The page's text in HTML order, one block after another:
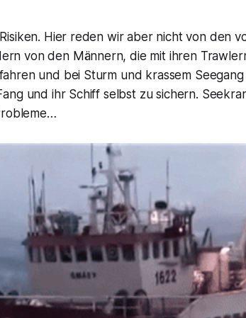
Hier reden wir aber nicht von den
von den Männern, die mit ihren
und bei Sturm und krassem
und ihr Schiff selbst zu sichern.